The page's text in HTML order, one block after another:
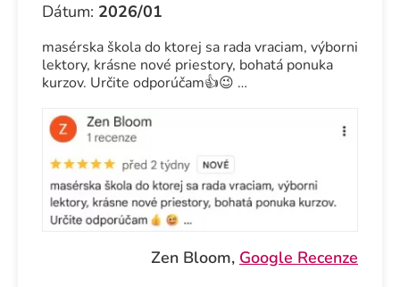
Dátum: 2026/01
masérska škola do ktorej sa rada vraciam, výborni
lektory, krásne nové priestory, bohatá ponuka
kurzov. Určite odporúčam👍😉 …
Zen Bloom, Google Recenze